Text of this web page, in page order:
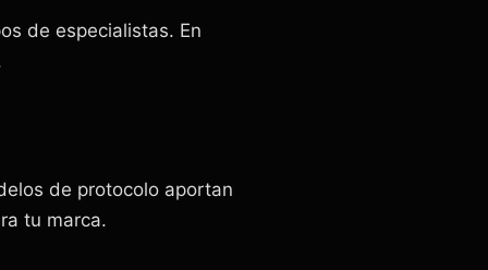
de especialistas. En
de protocolo aportan
tu marca.